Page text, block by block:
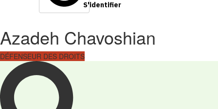
S'identifier
Azadeh Chavoshian
DÉFENSEUR DES DROITS